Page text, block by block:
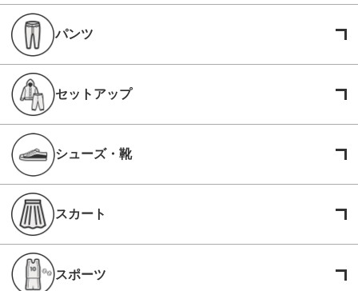
パンツ
セットアップ
シューズ・靴
スカート
スポーツ